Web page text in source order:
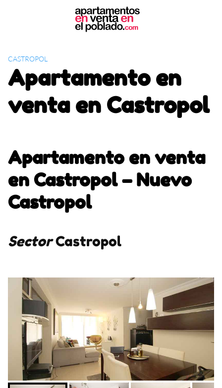
CASTROPOL
Apartamento en
venta en Castropol
Apartamento en venta
en Castropol – Nuevo
Castropol
SectorCastropol